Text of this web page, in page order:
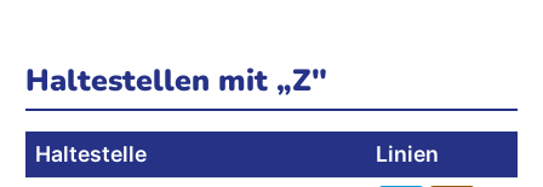
Haltestellen mit „Z"
Haltestelle
Linien